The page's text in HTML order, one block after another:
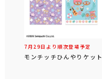
7月29日より順次登場予定
モンチッチひんやりケット